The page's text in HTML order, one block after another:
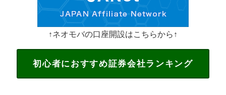
↑ネオモバの口座開設はこちらから↑
初心者におすすめ証券会社ランキング